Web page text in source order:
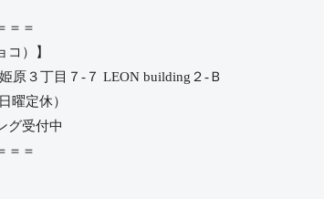
＝＝
コ）】
原３丁目７-７ LEON building２-Ｂ
曜定休）
グ受付中
＝＝